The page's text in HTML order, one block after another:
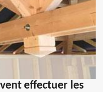
effectuer les